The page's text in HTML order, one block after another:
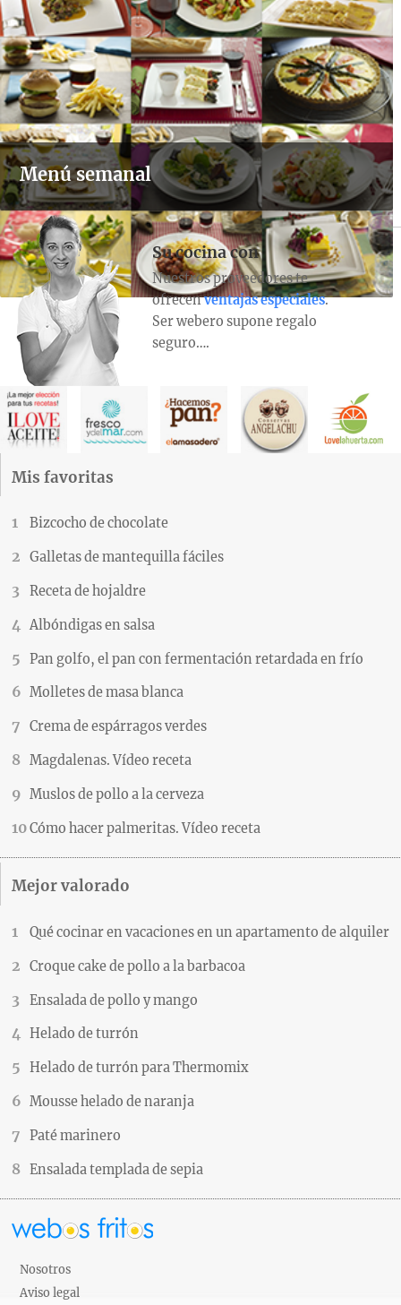
Menú semanal
Su cocina con
Nuestros proveedores te
ofrecenventajas especiales.
Ser webero supone regalo
seguro….
Mis favoritas
Bizcocho de chocolate
Galletas de mantequilla fáciles
Receta de hojaldre
Albóndigas en salsa
Pan golfo, el pan con fermentación retardada en frío
Molletes de masa blanca
Crema de espárragos verdes
Magdalenas. Vídeo receta
Muslos de pollo a la cerveza
Cómo hacer palmeritas. Vídeo receta
Mejor valorado
Qué cocinar en vacaciones en un apartamento de alquiler
Croque cake de pollo a la barbacoa
Ensalada de pollo y mango
Helado de turrón
Helado de turrón para Thermomix
Mousse helado de naranja
Paté marinero
Ensalada templada de sepia
Nosotros
Aviso legal